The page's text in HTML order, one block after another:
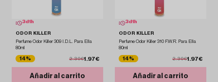
3d 1 h
ODOR KILLER
Perfume Odor Killer 309 I.D.L. Para Ella
80ml
14% 2.30€1.97€
Añadir al carrito
3d 1 h
ODOR KILLER
Perfume Odor Killer 310 F.W.R. Para Ella
80ml
14% 2.30€1.97€
Añadir al carrito